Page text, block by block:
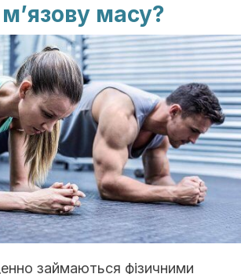
масу?
займаються фізичними